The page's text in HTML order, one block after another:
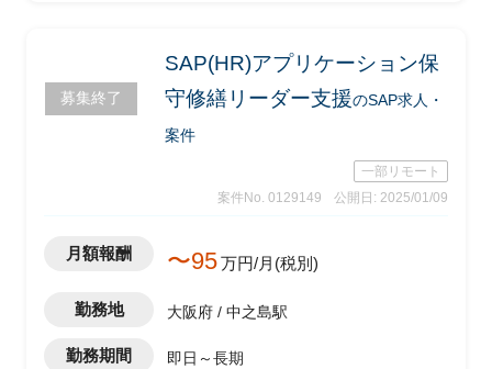
募集終了
SAP(HR)アプリケーション保
守修繕リーダー支援のSAP求人・
案件
一部リモート
案件No. 0129149
公開日: 2025/01/09
月額報酬 〜95万円/月(税別)
勤務地 大阪府 / 中之島駅
勤務期間 即日～長期